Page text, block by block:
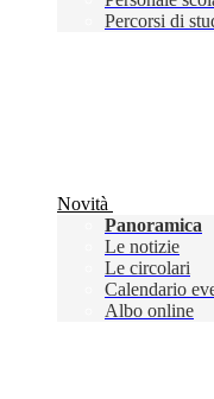
Percorsi di
Novità
Panoramica
Le notizie
Le circolari
Calendario
Albo online